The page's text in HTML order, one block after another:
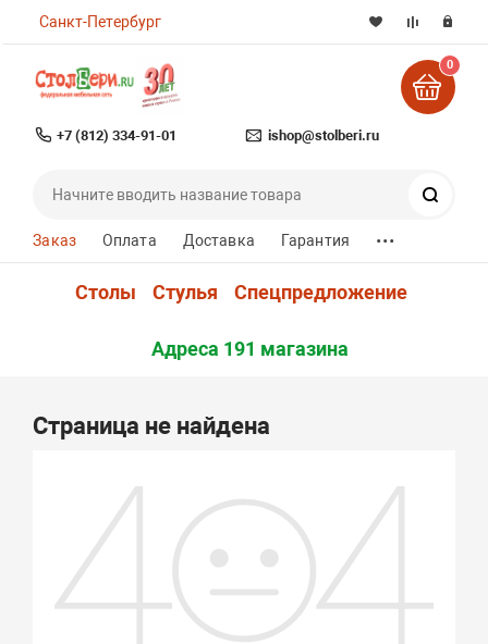
Санкт-Петербург
+7 (812) 334-91-01 ishop@stolberi.ru
0
Заказ Оплата Доставка Гарантия ...
Столы Стулья Спецпредложение
Адреса 191 магазина
Страница не найдена